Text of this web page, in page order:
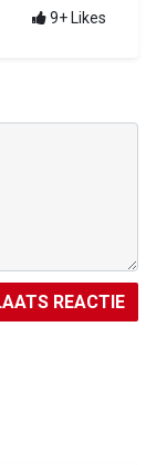
9+ Likes
REACTIE